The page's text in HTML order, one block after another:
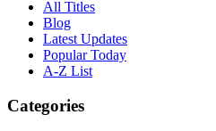
All Titles
Blog
Latest Updates
Popular Today
A-Z List
Categories